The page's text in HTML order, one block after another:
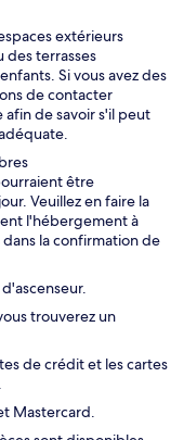
extérieurs
des terrasses
Si vous avez des
de contacter
de savoir s'il peut
être
Veuillez en faire la
l'hébergement à
la confirmation de
trouverez un
de crédit et les cartes
Mastercard.